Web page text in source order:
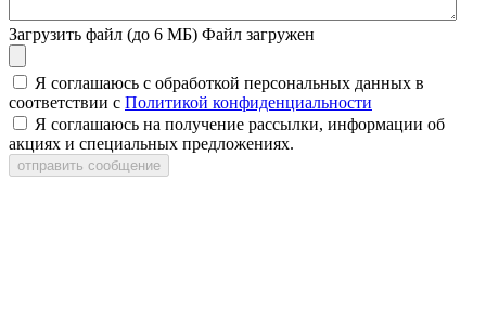
Загрузить файл (до 6 МБ) Файл загружен
Я соглашаюсь с обработкой персональных данных в
соответствии с Политикой конфиденциальности
Я соглашаюсь на получение рассылки, информации об
акциях и специальных предложениях.
отправить сообщение